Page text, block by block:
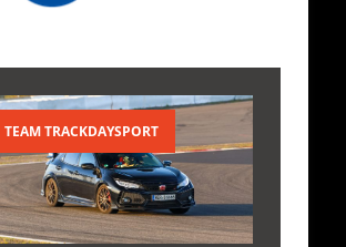
TEAM TRACKDAYSPORT